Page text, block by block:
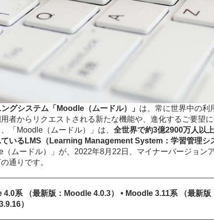
グシステム「Moodle（ムードル）」 は、常に世界中の利
者からリクエストされる新たな機能や、進化するご要望
「Moodle（ムードル）」は、 全世界で約3億2900万人以上
いるLMS（Learning Management System：学習管理シ
（ムードル）」が、2022年8月22日、マイナーバージョン
通りです。
4.0系 （最新版：Moodle 4.0.3） • Moodle 3.11系 （最新
）